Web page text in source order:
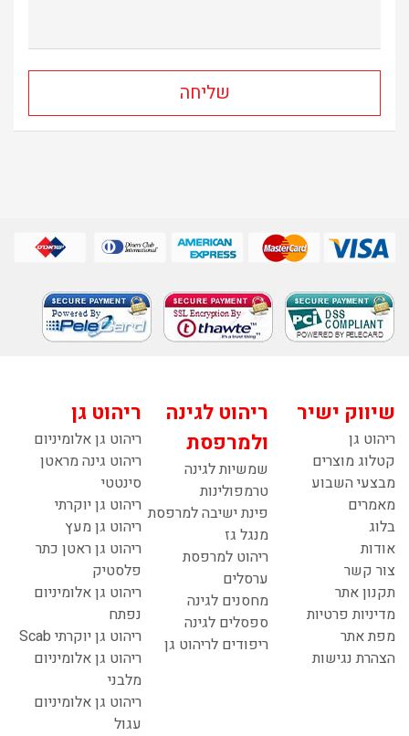
שיווק ישיר
ריהוט גן
קטלוג מוצרים
מבצעי השבוע
מאמרים
בלוג
אודות
צור קשר
תקנון אתר
מדיניות פרטיות
מפת אתר
הצהרת נגישות
ריהוט לגינה
ולמרפסת
שמשיות לגינה
טרמפולינות
פינת ישיבה למרפסת
מנגל גז
ריהוט למרפסת
ערסלים
מחסנים לגינה
ספסלים לגינה
ריפודים לריהוט גן
ריהוט גן
ריהוט גן אלומיניום
ריהוט גינה מראטן
סינטטי
ריהוט גן יוקרתי
ריהוט גן מעץ
ריהוט גן ראטן כתר
פלסטיק
ריהוט גן אלומיניום
נפתח
ריהוט גן יוקרתי Scab
ריהוט גן אלומיניום
מלבני
ריהוט גן אלומיניום
עגול